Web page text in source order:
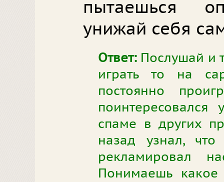
пытаешься
унижай себя
Ответ: Послушай и
играть то на
постоянно
спаме в других
назад узнал,
рекламировал
Понимаешь